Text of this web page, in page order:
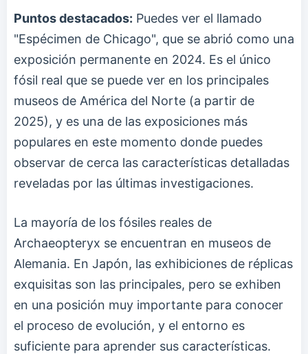
Puntos destacados: Puedes ver el llamado
"Espécimen de Chicago", que se abrió como una
exposición permanente en 2024. Es el único
fósil real que se puede ver en los principales
museos de América del Norte (a partir de
2025), y es una de las exposiciones más
populares en este momento donde puedes
observar de cerca las características detalladas
reveladas por las últimas investigaciones.
La mayoría de los fósiles reales de
Archaeopteryx se encuentran en museos de
Alemania. En Japón, las exhibiciones de réplicas
exquisitas son las principales, pero se exhiben
en una posición muy importante para conocer
el proceso de evolución, y el entorno es
suficiente para aprender sus características.